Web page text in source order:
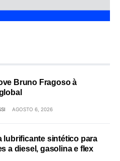
Bruno Fragoso à
AGOSTO 6, 2026
lubrificante sintético para
a diesel, gasolina e flex